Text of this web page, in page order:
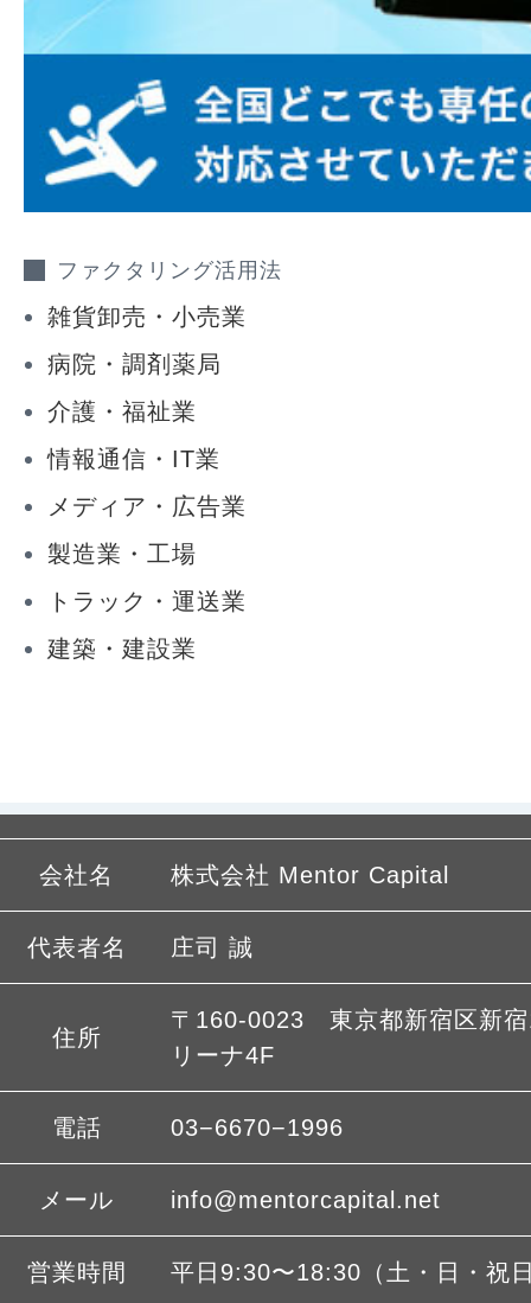
ファクタリング活用法
雑貨卸売・小売業
病院・調剤薬局
介護・福祉業
情報通信・IT業
メディア・広告業
製造業・工場
トラック・運送業
建築・建設業
会社名 株式会社 Mentor Capital
代表者名 庄司 誠
住所
〒160-0023 東京都新宿区新
リーナ4F
電話 03−6670−1996
メール info@mentorcapital.net
営業時間 平日9:30〜18:30（土・日・祝